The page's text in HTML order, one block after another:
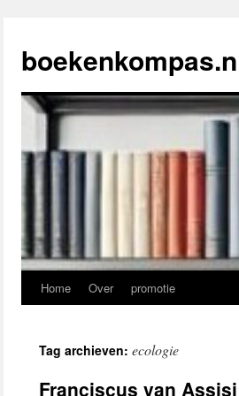
de
inhoud
Home Over promotie
Tag archieven: ecologie
Franciscus van Assisi